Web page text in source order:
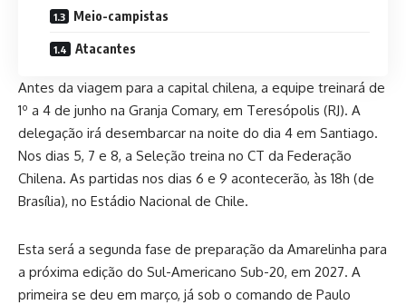
Meio-campistas
Atacantes
Antes da viagem para a capital chilena, a equipe treinará de
1º a 4 de junho na Granja Comary, em Teresópolis (RJ). A
delegação irá desembarcar na noite do dia 4 em Santiago.
Nos dias 5, 7 e 8, a Seleção treina no CT da Federação
Chilena. As partidas nos dias 6 e 9 acontecerão, às 18h (de
Brasília), no Estádio Nacional de Chile.
Esta será a segunda fase de preparação da Amarelinha para
a próxima edição do Sul-Americano Sub-20, em 2027. A
primeira se deu em março, já sob o comando de Paulo